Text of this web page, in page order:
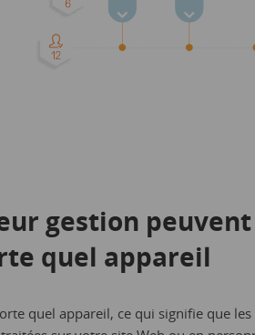
gestion
quel appareil
quel appareil, ce qui signifie que les